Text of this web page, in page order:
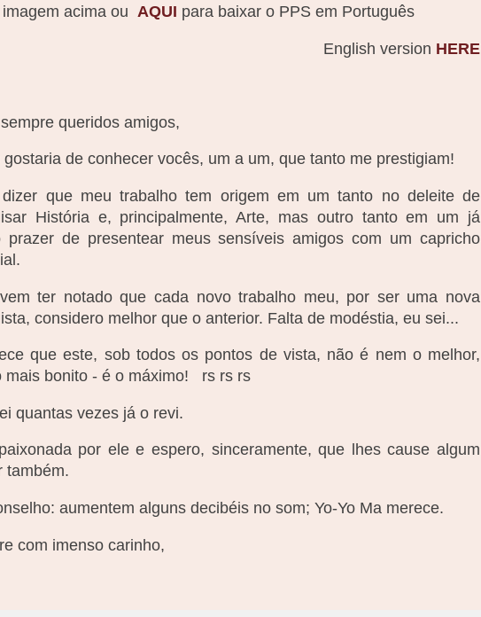
acima ou AQUI para baixar o PPS em Português
English version HERE
queridos amigos,
gostaria de conhecer vocês, um a um, que tanto me prestigiam!
dizer que meu trabalho tem origem em um tanto no deleite de
História e, principalmente, Arte, mas outro tanto em um já
prazer de presentear meus sensíveis amigos com um capricho
ter notado que cada novo trabalho meu, por ser uma nova
considero melhor que o anterior. Falta de modéstia, eu sei...
que este, sob todos os pontos de vista, não é nem o melhor,
mais bonito - é o máximo! rs rs rs
quantas vezes já o revi.
por ele e espero, sinceramente, que lhes cause algum
também.
aumentem alguns decibéis no som; Yo-Yo Ma merece.
com imenso carinho,